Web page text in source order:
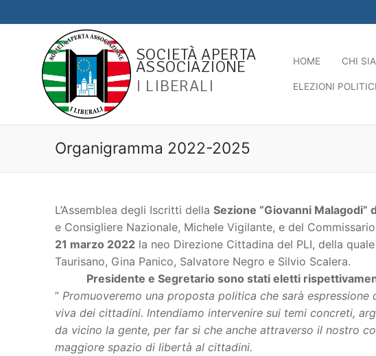
al
contenuto
SOCIETÀ APERTA
ASSOCIAZIONE
I LIBERALI
HOME CHI
ELEZIONI
Organigramma 2022-2025
L’Assemblea degli Iscritti della Sezione “Giovanni Malagodi”
e Consigliere Nazionale, Michele Vigilante, e del
21 marzo 2022 la neo Direzione Cittadina del PLI, della
Taurisano, Gina Panico, Salvatore Negro e Silvio Scalera.
Presidente e Segretario sono stati eletti
” Promuoveremo una proposta politica che sarà
viva dei cittadini. Intendiamo intervenire sui temi concreti,
da vicino la gente, per far si che anche attraverso il nostro
maggiore spazio di libertà al cittadini.